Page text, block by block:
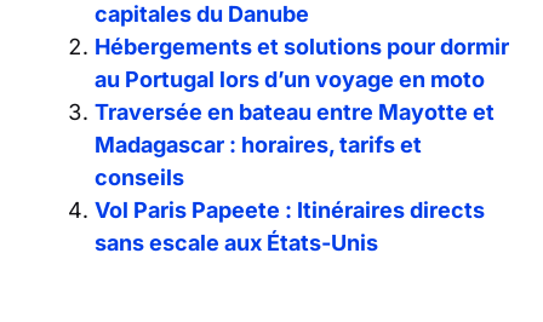
capitales du Danube
Hébergements et solutions pour dormir
au Portugal lors d’un voyage en moto
Traversée en bateau entre Mayotte et
Madagascar : horaires, tarifs et
conseils
Vol Paris Papeete : Itinéraires directs
sans escale aux États-Unis